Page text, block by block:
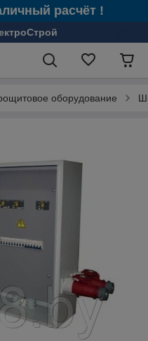
расчёт !
оборудование